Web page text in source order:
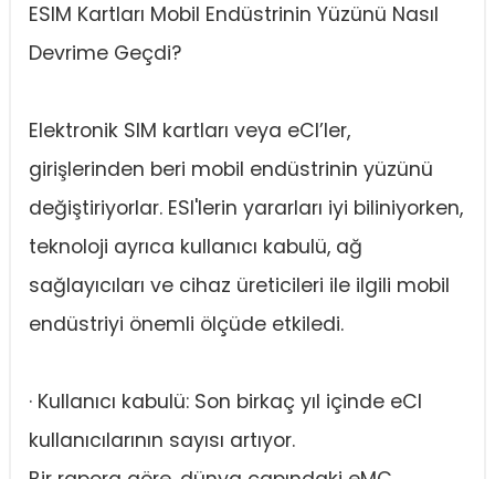
ESIM Kartları Mobil Endüstrinin Yüzünü Nasıl
Devrime Geçdi?
Elektronik SIM kartları veya eCI’ler,
girişlerinden beri mobil endüstrinin yüzünü
değiştiriyorlar. ESI'lerin yararları iyi biliniyorken,
teknoloji ayrıca kullanıcı kabulü, ağ
sağlayıcıları ve cihaz üreticileri ile ilgili mobil
endüstriyi önemli ölçüde etkiledi.
· Kullanıcı kabulü: Son birkaç yıl içinde eCI
kullanıcılarının sayısı artıyor.